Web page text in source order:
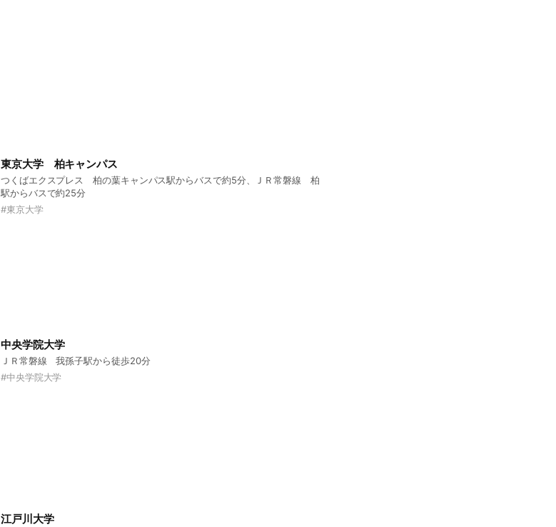
東京大学 柏キャンパス
つくばエクスプレス 柏の葉キャンパス駅からバスで約5分、ＪＲ常磐線 柏
駅からバスで約25分
#東京大学
中央学院大学
ＪＲ常磐線 我孫子駅から徒歩20分
#中央学院大学
江戸川大学